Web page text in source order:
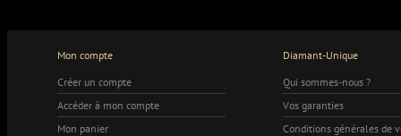
Mon compte
Créer un compte
Accéder à mon compte
Mon panier
Diamant-Unique
Qui sommes-nous ?
Vos garanties
Conditions générales de